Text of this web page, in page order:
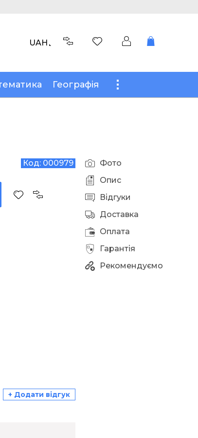
UAH
Географія
Фото
Опис
Відгуки
Доставка
Оплата
Гарантія
Рекомендуємо
Код: 000979
+ Додати відгук